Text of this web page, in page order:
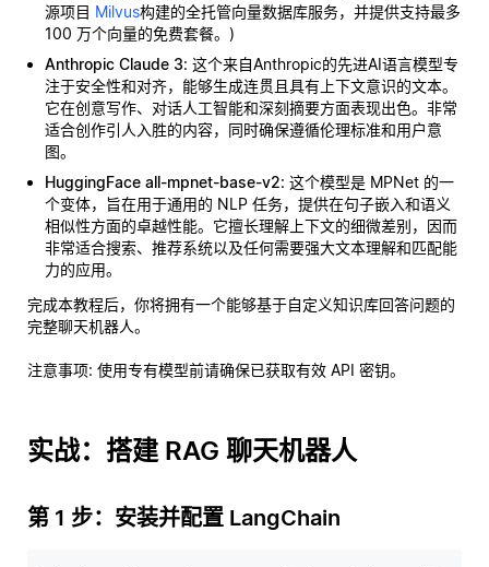
源项目 Milvus构建的全托管向量数据库服务，并提供支持最多
100 万个向量的免费套餐。)
Anthropic Claude 3: 这个来自Anthropic的先进AI语言模型专
注于安全性和对齐，能够生成连贯且具有上下文意识的文本。
它在创意写作、对话人工智能和深刻摘要方面表现出色。非常
适合创作引人入胜的内容，同时确保遵循伦理标准和用户意
图。
HuggingFace all-mpnet-base-v2: 这个模型是 MPNet 的一
个变体，旨在用于通用的 NLP 任务，提供在句子嵌入和语义
相似性方面的卓越性能。它擅长理解上下文的细微差别，因而
非常适合搜索、推荐系统以及任何需要强大文本理解和匹配能
力的应用。
完成本教程后，你将拥有一个能够基于自定义知识库回答问题的
完整聊天机器人。
注意事项: 使用专有模型前请确保已获取有效 API 密钥。
实战：搭建 RAG 聊天机器人
第 1 步：安装并配置 LangChain